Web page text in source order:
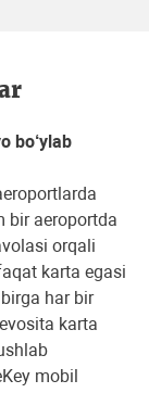
bo‘ylab
bir aeroportda
orqali
karta egasi
har bir
karta
mobil